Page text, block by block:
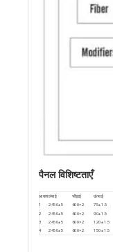
पैनल विशिष्टताएँ
आकारलंबाई चौड़ाई ऊंचाई
1
2450±5 600×2 75±1.5
2
2450±5 600×2 90±1.5
3
2450±5 600×2 120±1.5
4
2450±5 600×2 150±1.5